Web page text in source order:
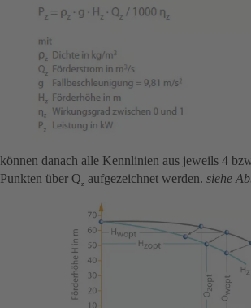
können danach alle Kennlinien aus jeweils 4
Punkten über Qz aufgezeichnet werden. siehe